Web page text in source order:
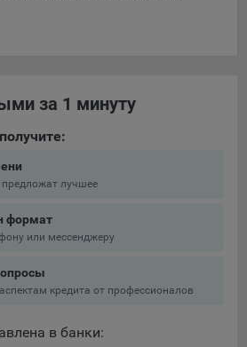
cookie, например,
языка, и для предотвращения
условия работы
например, для настройки
cookie собирают информацию о
сайте и его предпочтениях и
городе и других местных
чтобы соответствующим образом
cookie, например
за 1 минуту
лучшее
формат
или мессенджеру
кредита от профессионалов
в банки: